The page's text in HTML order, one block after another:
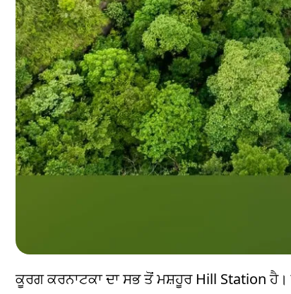
ਕੂਰਗ ਕਰਨਾਟਕਾ ਦਾ ਸਭ ਤੋਂ ਮਸ਼ਹੂਰ Hill Station